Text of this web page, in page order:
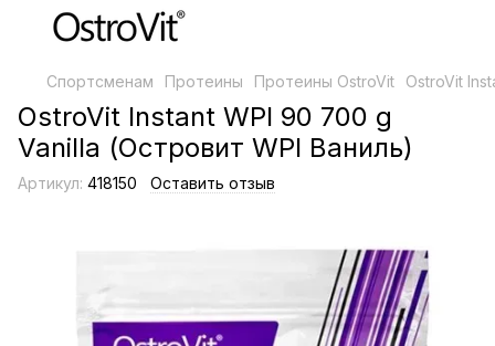
Спортсменам Протеины Протеины OstroVit OstroVit
OstroVit Instant WPI 90 700 g
Vanilla (Островит WPI Ваниль)
Артикул: 418150 Оставить отзыв